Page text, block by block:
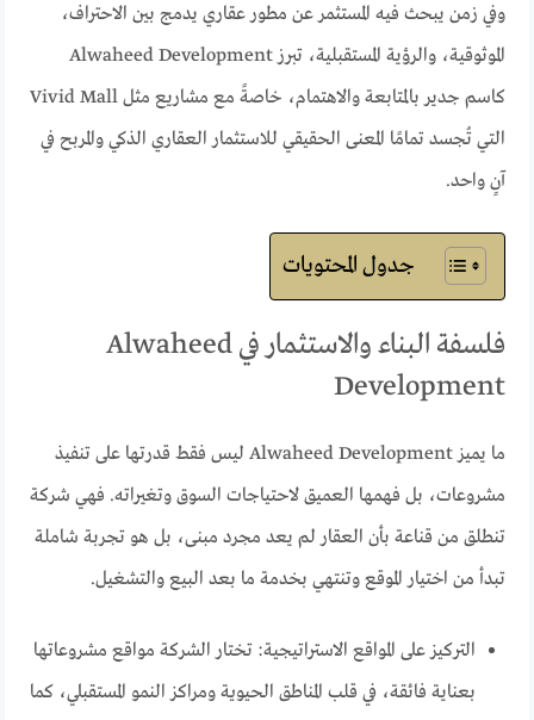
وفي زمن يبحث فيه المستثمر عن مطور عقاري يدمج بين الاحتراف،
الموثوقية، والرؤية المستقبلية، تبرز Alwaheed Development
كاسم جدير بالمتابعة والاهتمام، خاصةً مع مشاريع مثل Vivid Mall
التي تُجسد تمامًا المعنى الحقيقي للاستثمار العقاري الذكي والمربح في
آنٍ واحد.
جدول المحتويات
فلسفة البناء والاستثمار في Alwaheed
Development
ما يميز Alwaheed Development ليس فقط قدرتها على تنفيذ
مشروعات، بل فهمها العميق لاحتياجات السوق وتغيراته. فهي شركة
تنطلق من قناعة بأن العقار لم يعد مجرد مبنى، بل هو تجربة شاملة
تبدأ من اختيار الموقع وتنتهي بخدمة ما بعد البيع والتشغيل.
التركيز على المواقع الاستراتيجية: تختار الشركة مواقع مشروعاتها
بعناية فائقة، في قلب المناطق الحيوية ومراكز النمو المستقبلي، كما